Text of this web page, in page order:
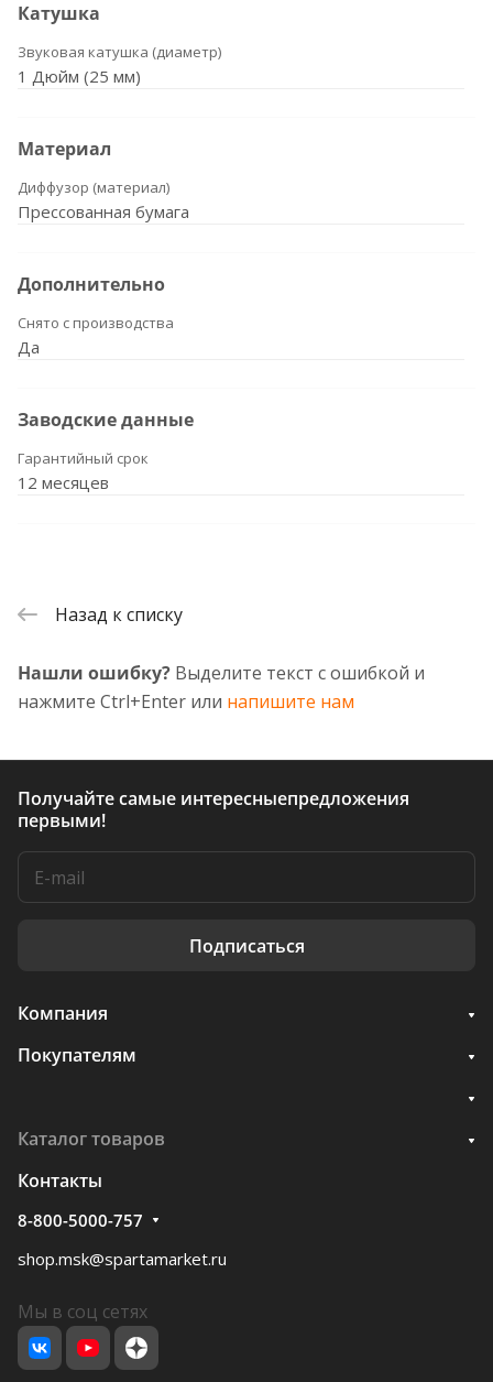
Катушка
Звуковая катушка (диаметр)
1 Дюйм (25 мм)
Материал
Диффузор (материал)
Прессованная бумага
Дополнительно
Снято с производства
Да
Заводские данные
Гарантийный срок
12 месяцев
Назад к списку
Нашли ошибку? Выделите текст с ошибкой и
нажмите Ctrl+Enter или напишите нам
Получайте самые интересныепредложения
первыми!
Подписаться
Компания
Покупателям
Каталог товаров
Контакты
8-800-5000-757
shop.msk@spartamarket.ru
Мы в соц сетях